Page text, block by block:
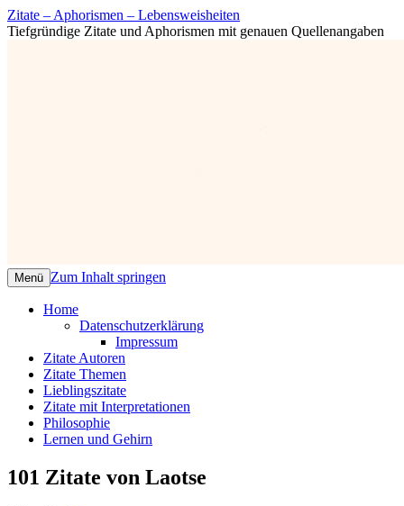
Zitate – Aphorismen – Lebensweisheiten
Tiefgründige Zitate und Aphorismen mit genauen Quellenangaben
Menü Zum Inhalt springen
Home
Datenschutzerklärung
Impressum
Zitate Autoren
Zitate Themen
Lieblingszitate
Zitate mit Interpretationen
Philosophie
Lernen und Gehirn
101 Zitate von Laotse